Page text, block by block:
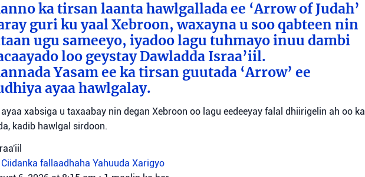
ka tirsan laanta hawlgallada ee ‘Arrow of Judah’
guri ku yaal Xebroon, waxayna u soo qabteen nin
ugu sameeyo, iyadoo lagu tuhmayo inuu dambi
loo geystay Dawladda Israa’iil.
Yasam ee ka tirsan guutada ‘Arrow’ ee
ayaa hawlgalay.
xabsiga u taxaabay nin degan Xebroon oo lagu eedeeyay falal dhiirigelin ah oo ka
kadib hawlgal sirdoon.
Ciidanka fallaadhaha Yahuuda Xarigyo